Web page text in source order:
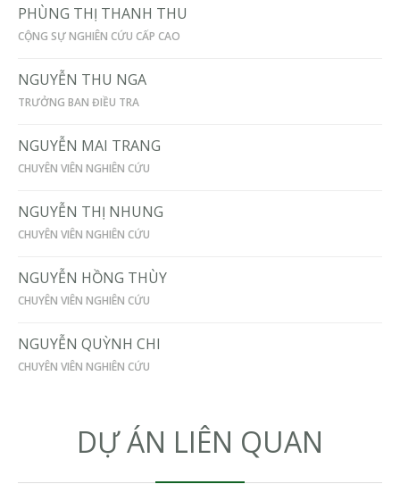
PHÙNG THỊ THANH THU
CỘNG SỰ NGHIÊN CỨU CẤP CAO
NGUYỄN THU NGA
TRƯỞNG BAN ĐIỀU TRA
NGUYỄN MAI TRANG
CHUYÊN VIÊN NGHIÊN CỨU
NGUYỄN THỊ NHUNG
CHUYÊN VIÊN NGHIÊN CỨU
NGUYỄN HỒNG THÙY
CHUYÊN VIÊN NGHIÊN CỨU
NGUYỄN QUỲNH CHI
CHUYÊN VIÊN NGHIÊN CỨU
DỰ ÁN LIÊN QUAN